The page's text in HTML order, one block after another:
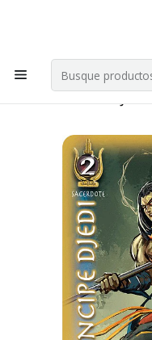
Por compras en cartas
Inicio Juegos de
Singles